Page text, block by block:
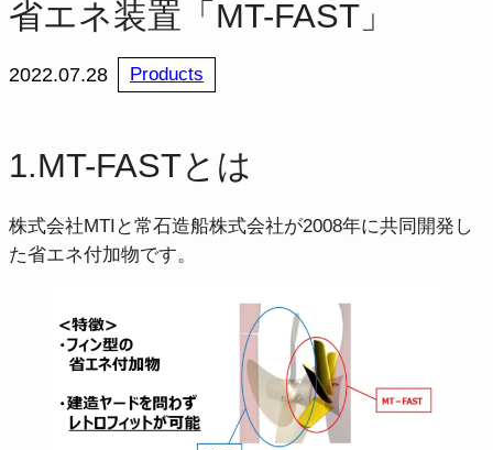
省エネ装置「MT-FAST」
2022.07.28 Products
1.MT-FASTとは
株式会社MTIと常石造船株式会社が2008年に共同開発し
た省エネ付加物です。